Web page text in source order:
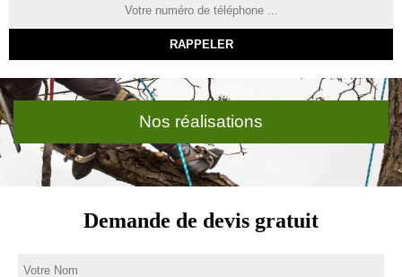
Nos réalisations
Demande de devis gratuit